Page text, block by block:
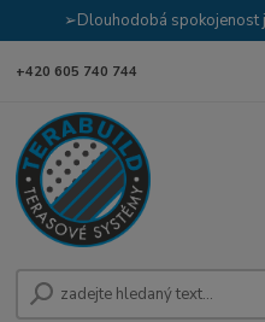
➢Dlouhodobá spokojenost
+420 605 740 744